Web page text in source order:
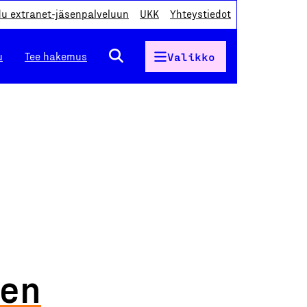
extranet-jäsenpalveluun UKK Yhteystiedot
Tee hakemus Valikko